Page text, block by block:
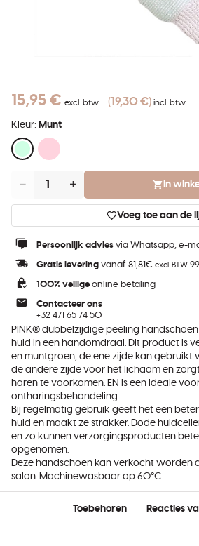
15,95 € excl. btw 19,30 € incl. btw
Kleur: Munt
Aantal In
Voeg toe aan de
Persoonlijk advies via Whatsapp, e-
Gratis levering vanaf 81,81€ excl. BTW
100% veilige online betaling
Contacteer ons
+32 471 65 74 50
PINK® dubbelzijdige peeling
huid in een handomdraai. Dit product is
en muntgroen, de ene zijde kan
de andere zijde voor het lichaam en
haren te voorkomen. EN is een ideale
ontharingsbehandeling.
Bij regelmatig gebruik geeft het een
huid en maakt ze strakker. Dode
en zo kunnen verzorgingsproducten
opgenomen.
Deze handschoen kan verkocht worden
salon. Machinewasbaar op 60°C
Toebehoren Reacties